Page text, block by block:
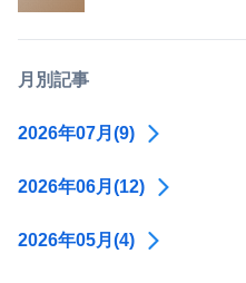
月別記事
2026年07月(9)
2026年06月(12)
2026年05月(4)